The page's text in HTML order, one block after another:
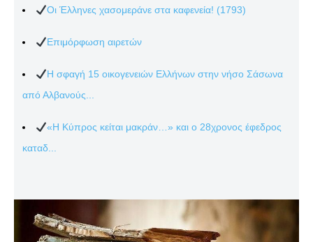
Οι Έλληνες χασομεράνε στα καφενεία! (1793)
Επιμόρφωση αιρετών
Η σφαγή 15 οικογενειών Ελλήνων στην νήσο Σάσωνα
από Αλβανούς...
«Η Κύπρος κείται μακράν…» και ο 28χρονος έφεδρος
καταδ...